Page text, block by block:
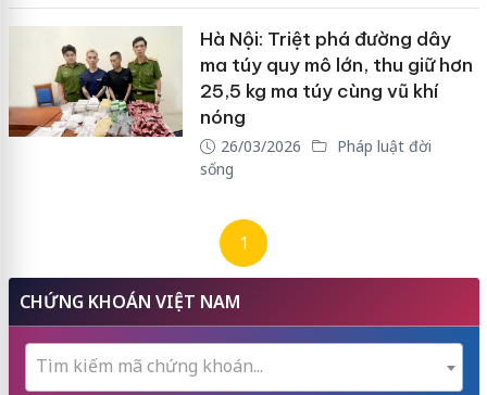
Hà Nội: Triệt phá đường dây
ma túy quy mô lớn, thu giữ hơn
25,5 kg ma túy cùng vũ khí
nóng
26/03/2026
Pháp luật đời
sống
1
CHỨNG KHOÁN VIỆT NAM
Tìm kiếm mã chứng khoán...